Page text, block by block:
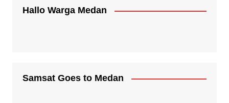
Hallo Warga Medan
Samsat Goes to Medan